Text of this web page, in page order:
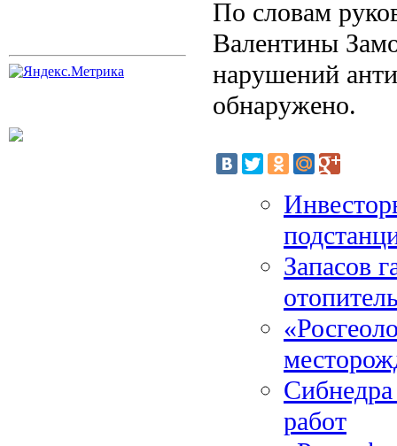
По словам
Валентины
нарушений
обнаружено.
Запасов
работ